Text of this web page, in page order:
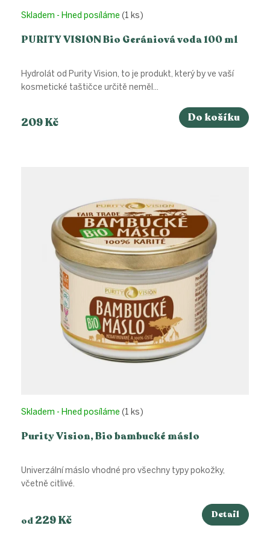
PURITY VISION Bio Gerániová voda 100 ml
Skladem - Hned posíláme (1 ks)
209 Kč Do košíku
Hydrolát od Purity Vision, to je produkt, který by ve vaší
kosmetické taštičce určitě neměl...
Purity Vision, Bio bambucké máslo
Skladem - Hned posíláme (1 ks)
od 229 Kč Detail
Univerzální máslo vhodné pro všechny typy pokožky,
včetně citlivé.